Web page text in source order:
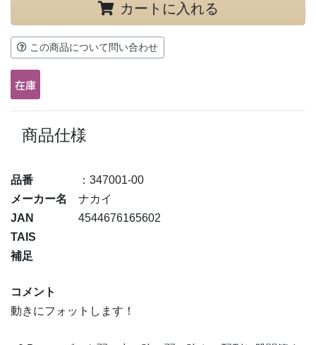
カートに入れる
この商品について問い合わせ
商品仕様
品番
：347001-00
メーカー名
ナカイ
JAN
4544676165602
TAIS
補足
コメント
動きにフォットします！